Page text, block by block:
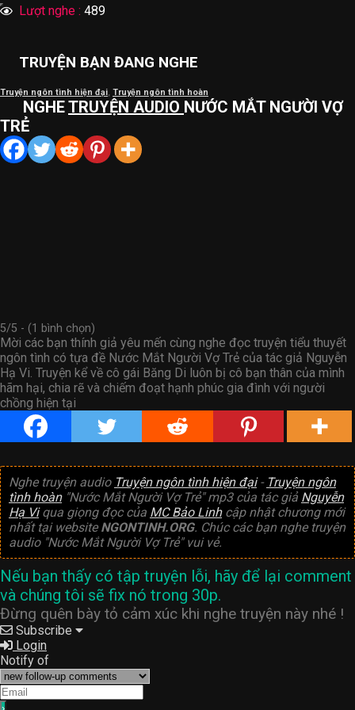
Lượt nghe : 489
TRUYỆN BẠN ĐANG NGHE
Truyện ngôn tình hiện đại, Truyện ngôn tình hoàn
NGHETRUYỆN AUDIO NƯỚC MẮT NGƯỜI VỢ
TRẺ
5/5 - (1 bình chọn)
Mời các bạn thính giả yêu mến cùng nghe đọc truyện tiểu thuyết
ngôn tình có tựa đề Nước Mắt Người Vợ Trẻ của tác giả Nguyễn
Hạ Vi. Truyện kể về cô gái Băng Di luôn bị cô bạn thân của mình
hãm hại, chia rẽ và chiếm đoạt hạnh phúc gia đình với người
chồng hiện tại
Nghe truyện audio Truyện ngôn tình hiện đại- Truyện ngôn
tình hoàn"Nước Mắt Người Vợ Trẻ" mp3 của tác giả Nguyễn
Hạ Viqua giọng đọc của MC Bảo Linhcập nhật chương mới
nhất tại website NGONTINH.ORG. Chúc các bạn nghe truyện
audio "Nước Mắt Người Vợ Trẻ" vui vẻ.
Nếu bạn thấy có tập truyện lỗi, hãy để lại comment
và chúng tôi sẽ fix nó trong 30p.
Đừng quên bày tỏ cảm xúc khi nghe truyện này nhé !
Subscribe
Login
Notify of